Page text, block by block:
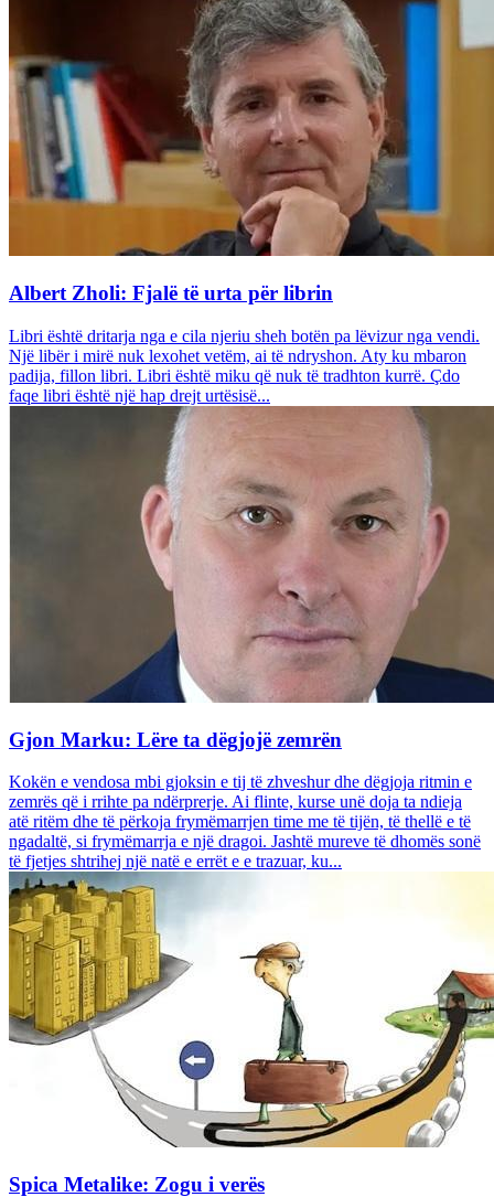
Albert Zholi: Fjalë të urta për librin
Libri është dritarja nga e cila njeriu sheh botën pa lëvizur nga vendi.
Një libër i mirë nuk lexohet vetëm, ai të ndryshon. Aty ku mbaron
padija, fillon libri. Libri është miku që nuk të tradhton kurrë. Çdo
faqe libri është një hap drejt urtësisë...
Gjon Marku: Lëre ta dëgjojë zemrën
Kokën e vendosa mbi gjoksin e tij të zhveshur dhe dëgjoja ritmin e
zemrës që i rrihte pa ndërprerje. Ai flinte, kurse unë doja ta ndieja
atë ritëm dhe të përkoja frymëmarrjen time me të tijën, të thellë e të
ngadaltë, si frymëmarrja e një dragoi. Jashtë mureve të dhomës sonë
të fjetjes shtrihej një natë e errët e e trazuar, ku...
Spica Metalike: Zogu i verës